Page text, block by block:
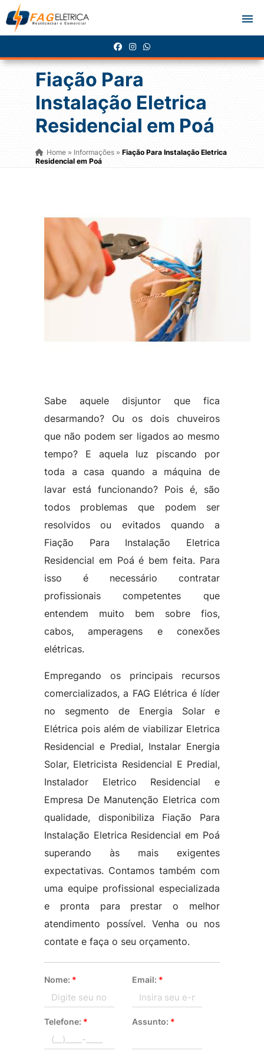
Fiação Para
Instalação Eletrica
Residencial em Poá
Home» Informações » Fiação Para Instalação Eletrica
Residencial em Poá
Sabe aquele disjuntor que fica
desarmando? Ou os dois chuveiros
que não podem ser ligados ao mesmo
tempo? E aquela luz piscando por
toda a casa quando a máquina de
lavar está funcionando? Pois é, são
todos problemas que podem ser
resolvidos ou evitados quando a
Fiação Para Instalação Eletrica
Residencial em Poá é bem feita. Para
isso é necessário contratar
profissionais competentes que
entendem muito bem sobre fios,
cabos, amperagens e conexões
elétricas.
Empregando os principais recursos
comercializados, a FAG Elétrica é líder
no segmento de Energia Solar e
Elétrica pois além de viabilizar Eletrica
Residencial e Predial, Instalar Energia
Solar, Eletricista Residencial E Predial,
Instalador Eletrico Residencial e
Empresa De Manutenção Eletrica com
qualidade, disponibiliza Fiação Para
Instalação Eletrica Residencial em Poá
superando às mais exigentes
expectativas. Contamos também com
uma equipe profissional especializada
e pronta para prestar o melhor
atendimento possível. Venha ou nos
contate e faça o seu orçamento.
Nome: * Email: *
Telefone: * Assunto: *